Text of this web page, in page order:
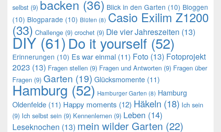
selbst (9) backen (36) Blick in den Garten (10) Bloggen
(10) Blogparade (10) Blüten (8) Casio Exilim Z1200
(33) Challenge (9) crochet (9) Die vier Jahreszeiten (13)
DIY (61)Do it yourself (52)
Erinnerungen (10) Es war einmal (11) Foto (13) Fotoprojekt
2023 (13) Fragen stellen (9) Fragen und Antworten (9) Fragen über
Fragen (9) Garten (19) Glücksmomente (11)
Hamburg (52) Hamburger Garten (8) Hamburg
Oldenfelde (11) Happy moments (12) Häkeln (18) Ich sein
(9) Ich selbst sein (9) Kennenlernen (9) Leben (14)
Leseknochen (13) mein wilder Garten (22)